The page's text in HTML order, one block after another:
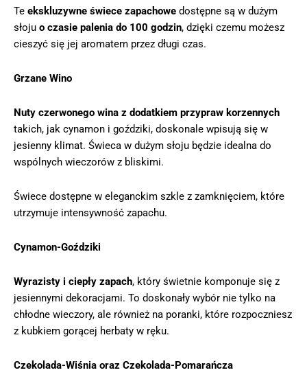
Te ekskluzywne świece zapachowe dostępne są w dużym
słoju o czasie palenia do 100 godzin, dzięki czemu możesz
cieszyć się jej aromatem przez długi czas.
Grzane Wino
Nuty czerwonego wina z dodatkiem przypraw korzennych
takich, jak cynamon i goździki, doskonale wpisują się w
jesienny klimat. Świeca w dużym słoju będzie idealna do
wspólnych wieczorów z bliskimi.
Świece dostępne w eleganckim szkle z zamknięciem, które
utrzymuje intensywność zapachu.
Cynamon-Goździki
Wyrazisty i ciepły zapach, który świetnie komponuje się z
jesiennymi dekoracjami. To doskonały wybór nie tylko na
chłodne wieczory, ale również na poranki, które rozpoczniesz
z kubkiem gorącej herbaty w ręku.
Czekolada-Wiśnia oraz Czekolada-Pomarańcza